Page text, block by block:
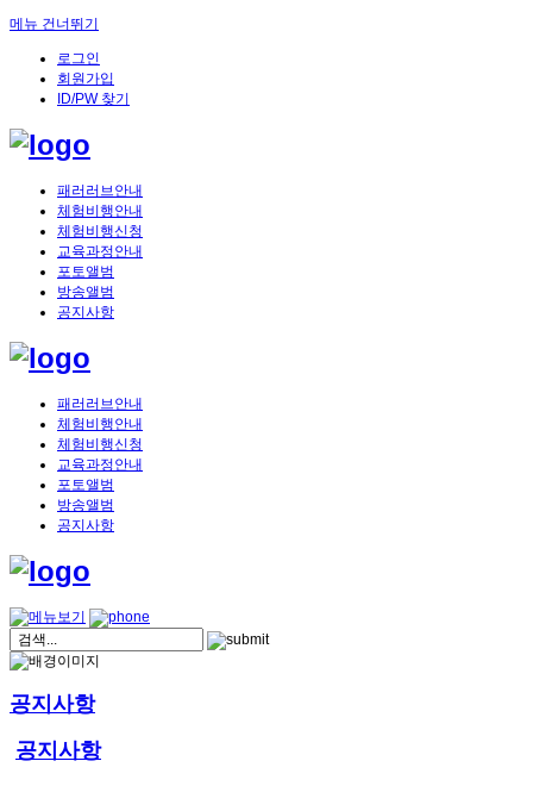
메뉴 건너뛰기
로그인
회원가입
ID/PW 찾기
패러러브안내
체험비행안내
체험비행신청
교육과정안내
포토앨범
방송앨범
공지사항
패러러브안내
체험비행안내
체험비행신청
교육과정안내
포토앨범
방송앨범
공지사항
공지사항
공지사항